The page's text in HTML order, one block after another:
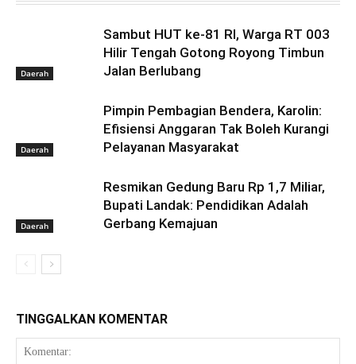
Daerah
Sambut HUT ke-81 RI, Warga RT 003
Hilir Tengah Gotong Royong Timbun
Jalan Berlubang
Daerah
Pimpin Pembagian Bendera, Karolin:
Efisiensi Anggaran Tak Boleh Kurangi
Pelayanan Masyarakat
Daerah
Resmikan Gedung Baru Rp 1,7 Miliar,
Bupati Landak: Pendidikan Adalah
Gerbang Kemajuan
TINGGALKAN KOMENTAR